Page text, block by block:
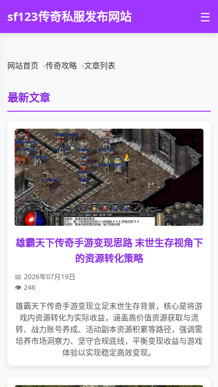
sf123传奇私服发布网站 ☰
网站首页 传奇攻略 文章列表
最新文章
雄霸天下传奇手游变现思路 末世生存视角下
的资源转化策略
2026年07月19日
246
雄霸天下传奇手游变现立足末世生存背景，核心是将游
戏内资源转化为实际收益，涵盖高价值资源获取与流
转、战力账号养成、活动副本资源积累等路径，强调需
培养市场洞察力、坚守合规底线，平衡变现收益与游戏
体验以实现稳定高效变现。